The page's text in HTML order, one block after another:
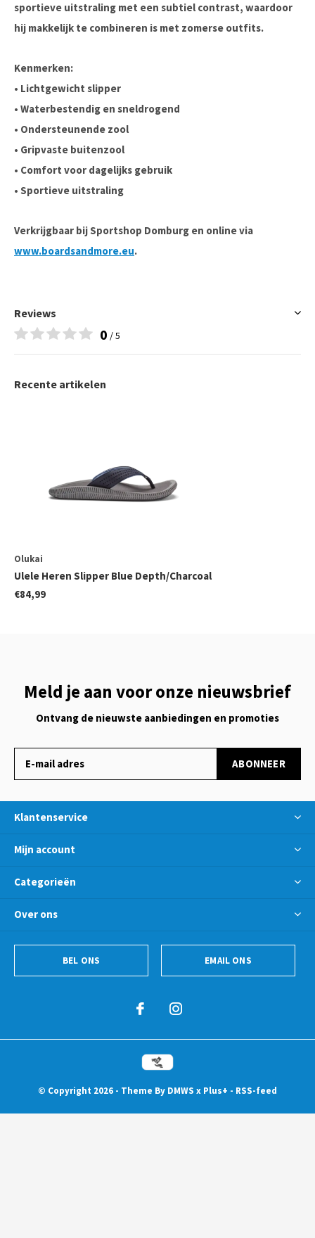
sportieve uitstraling met een subtiel contrast, waardoor
hij makkelijk te combineren is met zomerse outfits.
Kenmerken:
• Lichtgewicht slipper
• Waterbestendig en sneldrogend
• Ondersteunende zool
• Gripvaste buitenzool
• Comfort voor dagelijks gebruik
• Sportieve uitstraling
Verkrijgbaar bij Sportshop Domburg en online via
www.boardsandmore.eu.
Reviews
0 / 5
Recente artikelen
Olukai
Ulele Heren Slipper Blue Depth/Charcoal
€84,99
Meld je aan voor onze nieuwsbrief
Ontvang de nieuwste aanbiedingen en promoties
ABONNEER
Klantenservice
Mijn account
Categorieën
Over ons
BEL ONS EMAIL ONS
© Copyright 2026 - Theme By DMWS x Plus+ - RSS-feed